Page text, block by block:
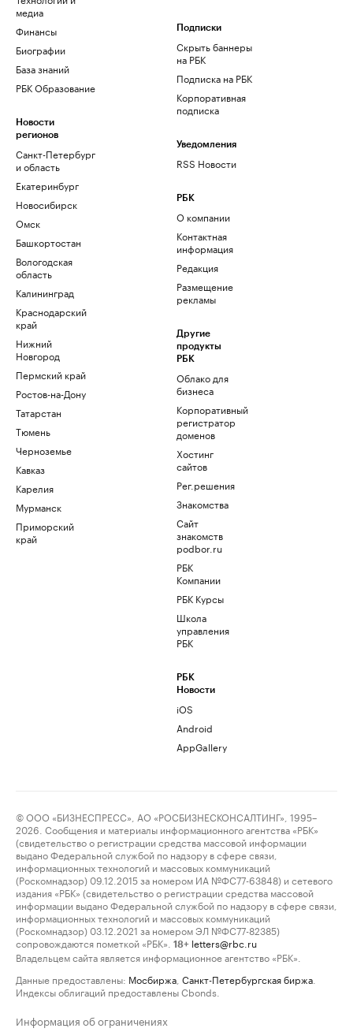
медиа
Финансы
Биографии
База знаний
РБК Образование
Новости
регионов
Санкт-Петербург
и область
Екатеринбург
Новосибирск
Омск
Башкортостан
Вологодская
область
Калининград
Краснодарский
край
Нижний
Новгород
Пермский край
Ростов-на-Дону
Татарстан
Тюмень
Черноземье
Кавказ
Карелия
Мурманск
Приморский
край
Подписки
Скрыть баннеры
на РБК
Подписка на РБК
Корпоративная
подписка
Уведомления
RSS Новости
РБК
О компании
Контактная
информация
Редакция
Размещение
рекламы
Другие
продукты
РБК
Облако для
бизнеса
Корпоративный
регистратор
доменов
Хостинг
сайтов
Рег.решения
Знакомства
Сайт
знакомств
podbor.ru
РБК
Компании
РБК Курсы
Школа
управления
РБК
РБК
Новости
iOS
Android
AppGallery
© ООО «БИЗНЕСПРЕСС», АО «РОСБИЗНЕСКОНСАЛТИНГ», 1995–
2026. Сообщения и материалы информационного агентства «РБК»
(свидетельство о регистрации средства массовой информации
выдано Федеральной службой по надзору в сфере связи,
информационных технологий и массовых коммуникаций
(Роскомнадзор) 09.12.2015 за номером ИА №ФС77-63848) и сетевого
издания «РБК» (свидетельство о регистрации средства массовой
информации выдано Федеральной службой по надзору в сфере связи,
информационных технологий и массовых коммуникаций
(Роскомнадзор) 03.12.2021 за номером ЭЛ №ФС77-82385)
сопровождаются пометкой «РБК».
18+ letters@rbc.ru
Владельцем сайта является информационное агентство «РБК».
Данные предоставлены: Мосбиржа Санкт-Петербургская биржа
Индексы облигаций предоставлены Cbonds.
Информация об ограничениях